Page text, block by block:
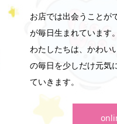
お店では出会うことが
が毎日生まれています。
わたしたちは、かわい
の毎日を少しだけ元気
ていきます。